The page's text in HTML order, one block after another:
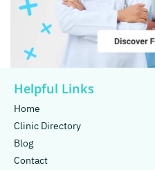
Helpful Links
Home
Clinic Directory
Blog
Contact